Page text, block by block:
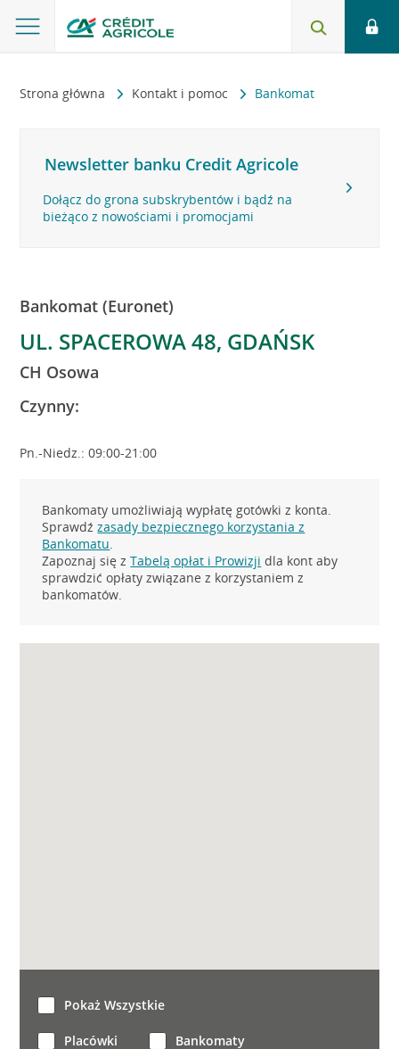
Strona główna Kontakt i pomoc Bankomat
Newsletter banku Credit Agricole
Dołącz do grona subskrybentów i bądź na
bieżąco z nowościami i promocjami
Bankomat (Euronet)
UL. SPACEROWA 48, GDAŃSK
CH Osowa
Czynny:
Pn.-Niedz.: 09:00-21:00
Bankomaty umożliwiają wypłatę gotówki z konta.
Sprawdźzasady bezpiecznego korzystania z
Bankomatu.
Zapoznaj się zTabelą opłat i Prowizji dla kont aby
sprawdzić opłaty związane z korzystaniem z
bankomatów.
Pokaż Wszystkie
Placówki Bankomaty